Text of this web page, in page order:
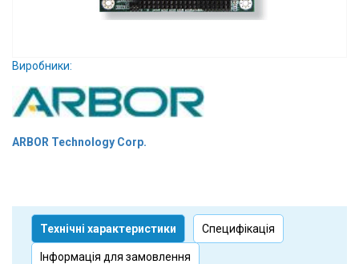
Вхід/
авторизація
Виробники
Доставка
Тех.
Виробники:
ARBOR Technology Corp.
Технічні характеристики Специфікація
Інформація для замовлення